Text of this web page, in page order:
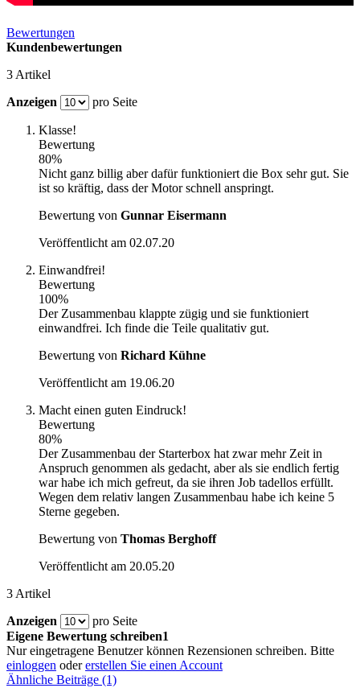
Bewertungen
Kundenbewertungen
3 Artikel
Anzeigen
pro Seite
Klasse!
Bewertung
80%
Nicht ganz billig aber dafür funktioniert die Box sehr gut. Sie
ist so kräftig, dass der Motor schnell anspringt.
Bewertung von Gunnar Eisermann
Veröffentlicht am 02.07.20
Einwandfrei!
Bewertung
100%
Der Zusammenbau klappte zügig und sie funktioniert
einwandfrei. Ich finde die Teile qualitativ gut.
Bewertung von Richard Kühne
Veröffentlicht am 19.06.20
Macht einen guten Eindruck!
Bewertung
80%
Der Zusammenbau der Starterbox hat zwar mehr Zeit in
Anspruch genommen als gedacht, aber als sie endlich fertig
war habe ich mich gefreut, da sie ihren Job tadellos erfüllt.
Wegen dem relativ langen Zusammenbau habe ich keine 5
Sterne gegeben.
Bewertung von Thomas Berghoff
Veröffentlicht am 20.05.20
3 Artikel
Anzeigen
pro Seite
Eigene Bewertung schreiben1
Nur eingetragene Benutzer können Rezensionen schreiben. Bitte
einloggen odererstellen Sie einen Account
Ähnliche Beiträge (1)